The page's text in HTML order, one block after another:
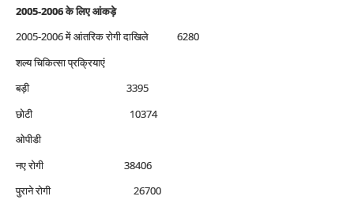
2005-2006 के लिए आंकड़े
2005-2006 में आंतरिक रोगी दाखिले 6280
शल्‍य चिकित्‍सा प्रक्रियाएं
बड़ी 3395
छोटी 10374
ओपीडी
नए रोगी 38406
पुराने रोगी 26700